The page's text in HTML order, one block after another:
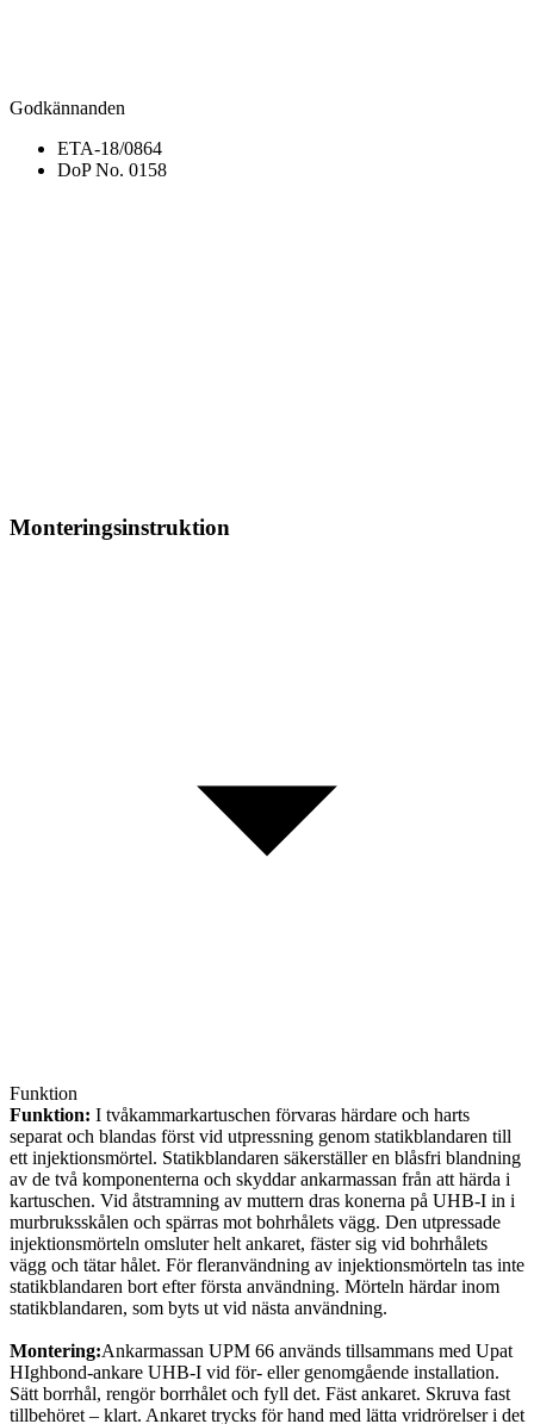
Godkännanden
ETA-18/0864
DoP No. 0158
Monteringsinstruktion
Funktion
Funktion: I tvåkammarkartuschen förvaras härdare och harts
separat och blandas först vid utpressning genom statikblandaren till
ett injektionsmörtel. Statikblandaren säkerställer en blåsfri blandning
av de två komponenterna och skyddar ankarmassan från att härda i
kartuschen. Vid åtstramning av muttern dras konerna på UHB-I in i
murbruksskålen och spärras mot bohrhålets vägg. Den utpressade
injektionsmörteln omsluter helt ankaret, fäster sig vid bohrhålets
vägg och tätar hålet. För fleranvändning av injektionsmörteln tas inte
statikblandaren bort efter första användning. Mörteln härdar inom
statikblandaren, som byts ut vid nästa användning.
Montering:Ankarmassan UPM 66 används tillsammans med Upat
HIghbond-ankare UHB-I vid för- eller genomgående installation.
Sätt borrhål, rengör borrhålet och fyll det. Fäst ankaret. Skruva fast
tillbehöret – klart. Ankaret trycks för hand med lätta vridrörelser i det